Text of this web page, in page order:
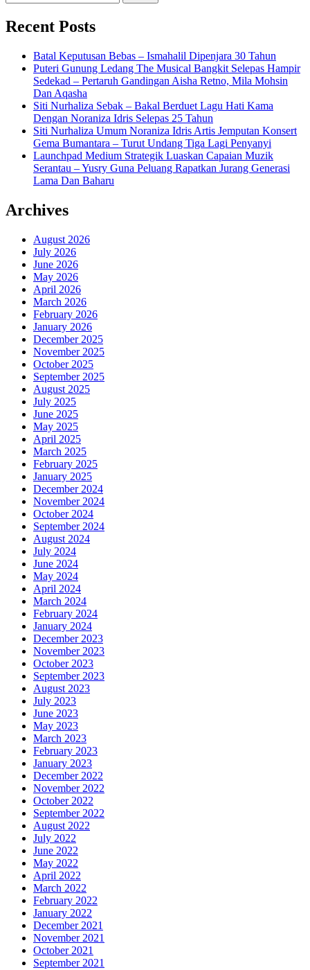
for:
Recent Posts
Batal Keputusan Bebas – Ismahalil Dipenjara 30 Tahun
Puteri Gunung Ledang The Musical Bangkit Selepas Hampir
Sedekad – Pertaruh Gandingan Aisha Retno, Mila Mohsin
Dan Aqasha
Siti Nurhaliza Sebak – Bakal Berduet Lagu Hati Kama
Dengan Noraniza Idris Selepas 25 Tahun
Siti Nurhaliza Umum Noraniza Idris Artis Jemputan Konsert
Gema Bumantara – Turut Undang Tiga Lagi Penyanyi
Launchpad Medium Strategik Luaskan Capaian Muzik
Serantau – Yusry Guna Peluang Rapatkan Jurang Generasi
Lama Dan Baharu
Archives
August 2026
July 2026
June 2026
May 2026
April 2026
March 2026
February 2026
January 2026
December 2025
November 2025
October 2025
September 2025
August 2025
July 2025
June 2025
May 2025
April 2025
March 2025
February 2025
January 2025
December 2024
November 2024
October 2024
September 2024
August 2024
July 2024
June 2024
May 2024
April 2024
March 2024
February 2024
January 2024
December 2023
November 2023
October 2023
September 2023
August 2023
July 2023
June 2023
May 2023
March 2023
February 2023
January 2023
December 2022
November 2022
October 2022
September 2022
August 2022
July 2022
June 2022
May 2022
April 2022
March 2022
February 2022
January 2022
December 2021
November 2021
October 2021
September 2021